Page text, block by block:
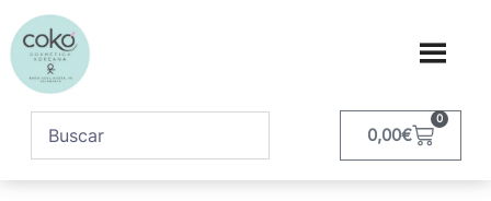
0,00€
0